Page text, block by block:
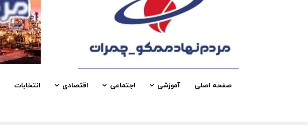
صفحه اصلی آموزشی اجتماعی اقتصادی انتخابات